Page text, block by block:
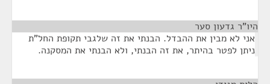
היו"ר גדעון סער
אני לא מבין את ההבדל. הבנתי את זה שלגבי תקופת החל"ת
ניתן לפטר בהיתר, את זה הבנתי, ולא הבנתי את המסקנה.